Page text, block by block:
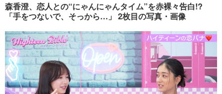
音楽 スポーツ
ショッピング その他
ペット ショッピング
その他
プッシュ通知の停止方法
森香澄、恋人との“にゃんにゃんタイム”を赤裸々告白!?
「手をつないで、そっから…」 2枚目の写真・画像